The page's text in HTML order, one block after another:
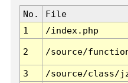
No. File
1
/index.php
2 /source/
3 /source/class/